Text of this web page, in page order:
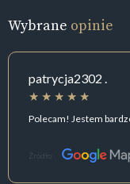
Wybrane opinie
patrycja2302 .
Polecam! Jestem
Źródło: